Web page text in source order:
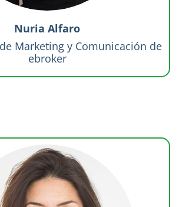
Nuria Alfaro
Marketing y Comunicación de
ebroker